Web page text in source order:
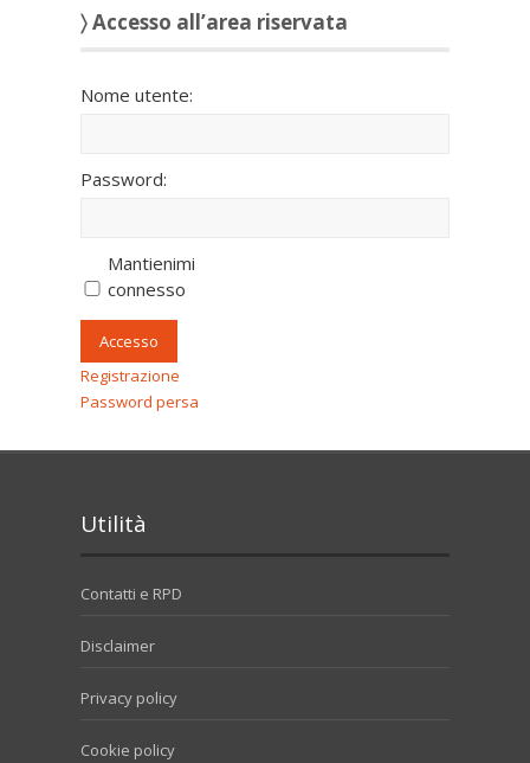
〉 Accesso all’area riservata
Nome utente:
Password:
Mantienimi
connesso
Accesso
Registrazione
Password persa
Utilità
Contatti e RPD
Disclaimer
Privacy policy
Cookie policy